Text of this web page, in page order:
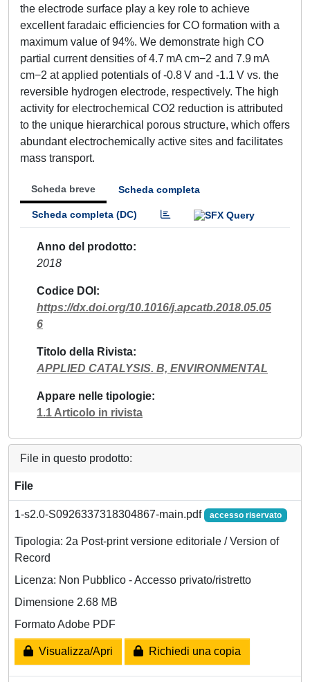
the electrode surface play a key role to achieve
excellent faradaic efficiencies for CO formation with a
maximum value of 94%. We demonstrate high CO
partial current densities of 4.7 mA cm−2 and 7.9 mA
cm−2 at applied potentials of -0.8 V and -1.1 V vs. the
reversible hydrogen electrode, respectively. The high
activity for electrochemical CO2 reduction is attributed
to the unique hierarchical porous structure, which offers
abundant electrochemically active sites and facilitates
mass transport.
Scheda breve Scheda completa
Scheda completa (DC)
Anno del prodotto
2018
Codice DOI
https://dx.doi.org/10.1016/j.apcatb.2018.05.05
6
Titolo della Rivista
APPLIED CATALYSIS. B, ENVIRONMENTAL
Appare nelle tipologie
1.1 Articolo in rivista
File in questo prodotto:
File
1-s2.0-S0926337318304867-main.pdf accesso riservato
Tipologia: 2a Post-print versione editoriale / Version of
Record
Licenza: Non Pubblico - Accesso privato/ristretto
Dimensione 2.68 MB
Formato Adobe PDF
Visualizza/Apri Richiedi una copia